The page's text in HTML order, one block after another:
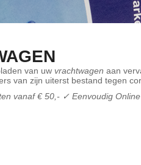
van uw vrachtwagen aan
van zijn uiterst bestand tegen
vanaf € 50,- ✓ Eenvoudig